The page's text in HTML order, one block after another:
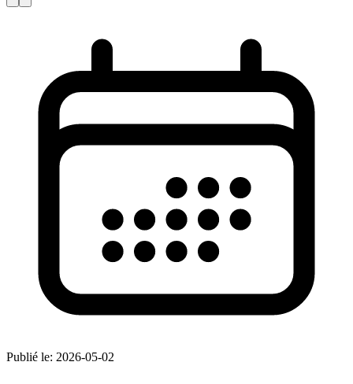
Publié le: 2026-05-02